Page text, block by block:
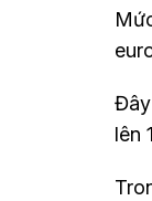
Đây
lên